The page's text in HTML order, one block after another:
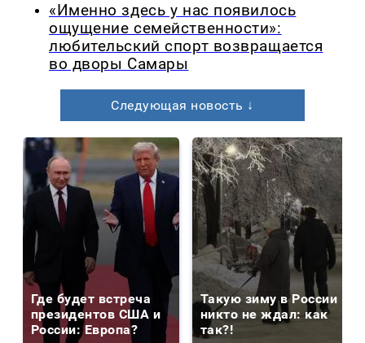
«Именно здесь у нас появилось
ощущение семейственности»:
любительский спорт возвращается
во дворы Самары
Следующая новость ↓
Где будет встреча
президентов США и
России: Европа?
Такую зиму в России
никто не ждал: как
так?!